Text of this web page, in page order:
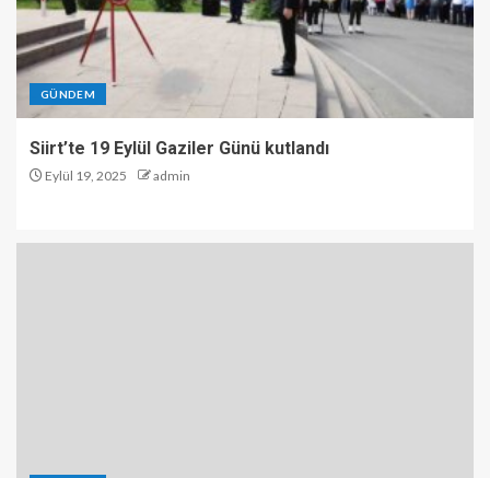
GÜNDEM
Siirt’te 19 Eylül Gaziler Günü kutlandı
Eylül 19, 2025 admin